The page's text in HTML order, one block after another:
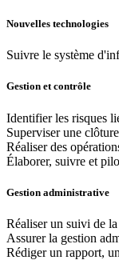
Nouvelles technologies
Suivre le système
Gestion et contrôle
Identifier les risques
Superviser une
Réaliser des
Élaborer, suivre et
Gestion administrative
Réaliser un suivi de la
Assurer la gestion
Rédiger un rapport,